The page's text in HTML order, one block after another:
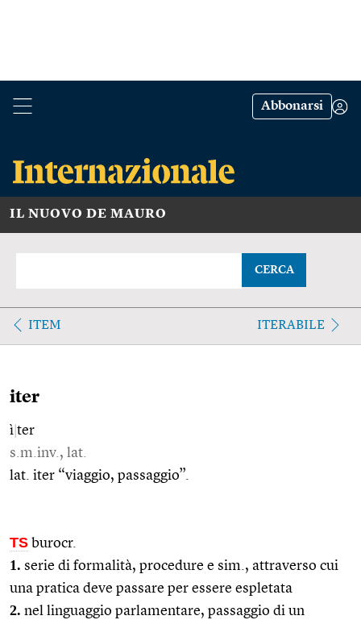
Abbonarsi
IL NUOVO DE MAURO
CERCA
ITEM ITERABILE
iter
ì ter
s.m.inv., lat.
lat. iter “viaggio, passaggio”.
TS burocr.
1. serie di formalità, procedure e sim., attraverso cui
una pratica deve passare per essere espletata
2. nel linguaggio parlamentare, passaggio di un